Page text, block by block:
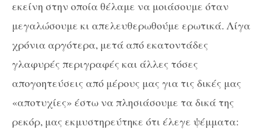
εκείνη στην οποία θέλαμε να μοιάσουμε όταν
μεγαλώσουμε κι απελευθερωθούμε ερωτικά. Λίγα
χρόνια αργότερα, μετά από εκατοντάδες
γλαφυρές περιγραφές και άλλες τόσες
απογοητεύσεις από μέρους μας για τις δικές μας
«αποτυχίες» έστω να πλησιάσουμε τα δικά της
ρεκόρ, μας εκμυστηρεύτηκε ότι έλεγε ψέμματα: